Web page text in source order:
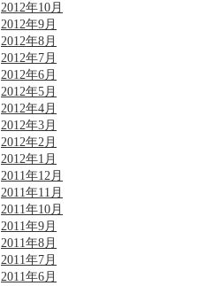
2012年10月
2012年9月
2012年8月
2012年7月
2012年6月
2012年5月
2012年4月
2012年3月
2012年2月
2012年1月
2011年12月
2011年11月
2011年10月
2011年9月
2011年8月
2011年7月
2011年6月